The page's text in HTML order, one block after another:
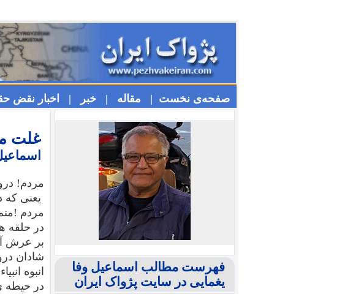
صفحه‌ی نخست | مقاله | خبر | اخبار نقض
غلت
مردم!
یعنی که
مردم
در حلقه
بر عرش
شادان
انبوه
در حیطه
فهرست مطالب اسماعیل وفا
یغمایی در سایت پژواک ایران